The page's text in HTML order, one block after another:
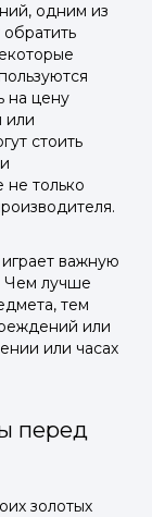
одним из
на цену
или
стоить
только
важную
Чем лучше
тем
или
или часах
перед
золотых